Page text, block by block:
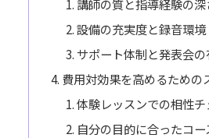
講師の質と指導経験の深
設備の充実度と録音環境
サポート体制と発表会の
費用対効果を高めるための
体験レッスンでの相性チ
自分の目的に合ったコ